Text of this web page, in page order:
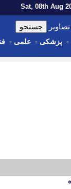
تصاویر
- پزشکی - علمی -